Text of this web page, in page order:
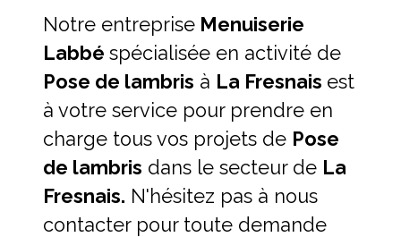
Notre entreprise Menuiserie
Labbé spécialisée en activité de
Pose de lambris à La Fresnais est
à votre service pour prendre en
charge tous vos projets de Pose
de lambris dans le secteur de La
Fresnais. N'hésitez pas à nous
contacter pour toute demande